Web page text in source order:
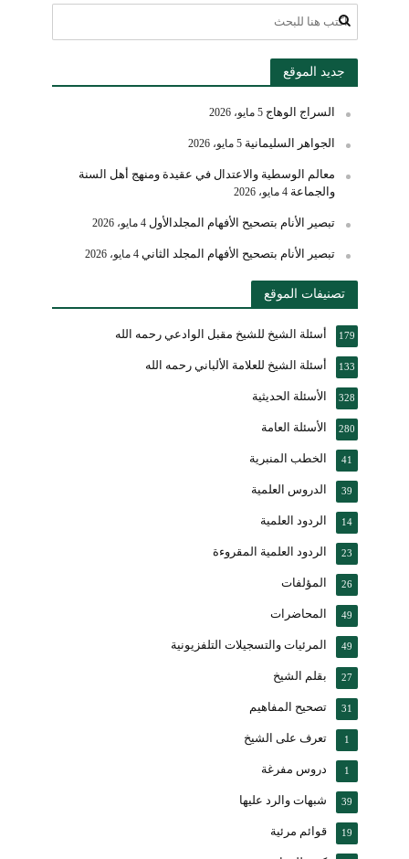
جديد الموقع
السراج الوهاج 5 مايو، 2026
الجواهر السليمانية 5 مايو، 2026
معالم الوسطية والاعتدال في عقيدة ومنهج أهل السنة
والجماعة 4 مايو، 2026
تبصير الأنام بتصحيح الأفهام المجلدالأول 4 مايو، 2026
تبصير الأنام بتصحيح الأفهام المجلد الثاني 4 مايو، 2026
تصنيفات الموقع
أسئلة الشيخ للشيخ مقبل الوادعي رحمه الله 179
أسئلة الشيخ للعلامة الألباني رحمه الله 133
الأسئلة الحديثية 328
الأسئلة العامة 280
الخطب المنبرية 41
الدروس العلمية 39
الردود العلمية 14
الردود العلمية المقروءة 23
المؤلفات 26
المحاضرات 49
المرئيات والتسجيلات التلفزيونية 49
بقلم الشيخ 27
تصحيح المفاهيم 31
تعرف على الشيخ 1
دروس مفرغة 1
شبهات والرد عليها 39
قوائم مرئية 19